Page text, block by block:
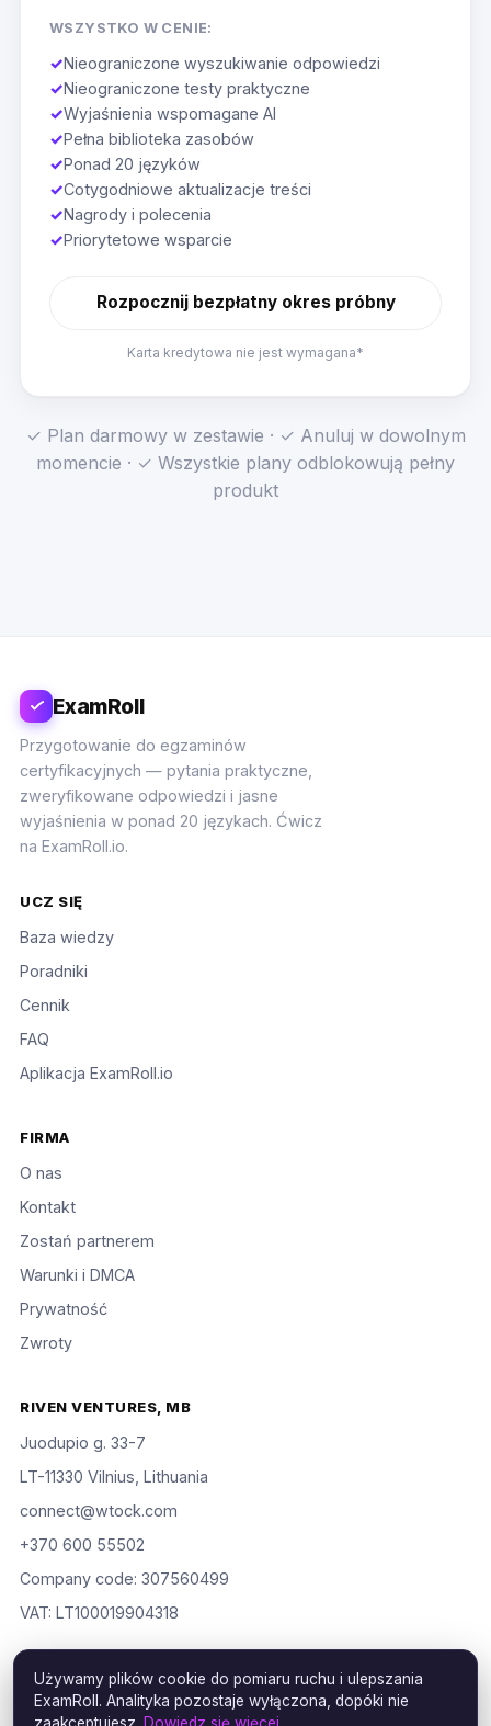
WSZYSTKO W CENIE:
✓Nieograniczone wyszukiwanie odpowiedzi
✓Nieograniczone testy praktyczne
✓Wyjaśnienia wspomagane AI
✓Pełna biblioteka zasobów
✓Ponad 20 języków
✓Cotygodniowe aktualizacje treści
✓Nagrody i polecenia
✓Priorytetowe wsparcie
Rozpocznij bezpłatny okres próbny
Karta kredytowa nie jest wymagana*
✓ Plan darmowy w zestawie · ✓ Anuluj w dowolnym
momencie · ✓ Wszystkie plany odblokowują pełny
produkt
ExamRoll
Przygotowanie do egzaminów
certyfikacyjnych — pytania praktyczne,
zweryfikowane odpowiedzi i jasne
wyjaśnienia w ponad 20 językach. Ćwicz
na ExamRoll.io.
UCZ SIĘ
Baza wiedzy
Poradniki
Cennik
FAQ
Aplikacja ExamRoll.io
FIRMA
O nas
Kontakt
Zostań partnerem
Warunki i DMCA
Prywatność
Zwroty
RIVEN VENTURES, MB
Juodupio g. 33-7
LT-11330 Vilnius, Lithuania
connect@wtock.com
+370 600 55502
Company code: 307560499
VAT: LT100019904318
© 2016–2026 Riven Ventures, MB. Wszelkie prawa zastrzeżone.
Używamy plików cookie do pomiaru ruchu i ulepszania
ExamRoll. Analityka pozostaje wyłączona, dopóki nie